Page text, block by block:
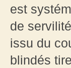
est
de
issu du
blindés